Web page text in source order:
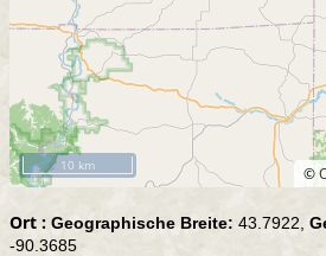
©
10 km
Ort : Geographische Breite:43.7922,
-90.3685